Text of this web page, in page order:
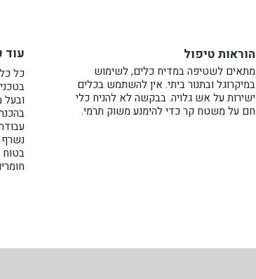
תה או קפה, או אולי סתם פינוק נחמדעוד
כל
ובעל
נשרף
הוראות טיפול
מתאים לשטיפה במדיח כלים, לשימוש
במיקרוגל ובתנור ביתי. אין להשתמש בכלים
ישירות על אש גלויה. בבקשה לא להניח כלי
חם על משטח קר כדי להימנע משוק תרמי.